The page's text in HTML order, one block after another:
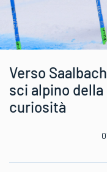
Verso
sci alpino
curiosità